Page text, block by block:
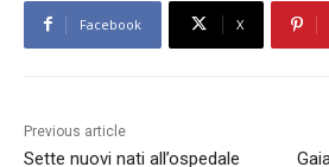
Facebook X
Previous article
Sette nuovi nati all’ospedale